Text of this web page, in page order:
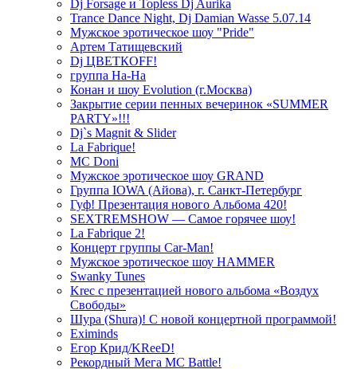
Dj Forsage и Topless Dj Aurika
Trance Dance Night, Dj Damian Wasse 5.07.14
Мужское эротическое шоу "Pride"
Артем Татищевский
Dj ЦВЕТКOFF!
группа На-На
Конан и шоу Evolution (г.Москва)
Закрытие серии пенных вечеринок «SUMMER
PARTY»!!!
Dj`s Magnit & Slider
La Fabrique!
MC Doni
Мужское эротическое шоу GRAND
Группа IOWA (Айова), г. Санкт-Петербург
Гуф! Презентация нового Альбома 420!
SEXTREMSHOW — Самое горячее шоу!
La Fabrique 2!
Концерт группы Car-Man!
Мужское эротическое шоу HAMMER
Swanky Tunes
Krec с презентацией нового альбома «Воздух
Свободы»
Шура (Shura)! С новой концертной программой!
Eximinds
Егор Крид/KReeD!
Рекордный Мега МС Battle!